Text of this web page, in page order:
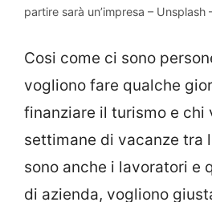
partire sarà un’impresa – Unsplash
Cosi come ci sono
vogliono fare qualche
finanziare il turismo e chi
settimane di vacanze tra
sono anche i lavoratori e
di azienda, vogliono